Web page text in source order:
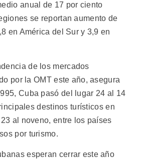
anual de 17 por ciento
se reportan aumento de
en América del Sur y 3,9 en
de los mercados
por la OMT este año, asegura
Cuba pasó del lugar 24 al 14
destinos turísticos en
al noveno, entre los países
por turismo.
esperan cerrar este año